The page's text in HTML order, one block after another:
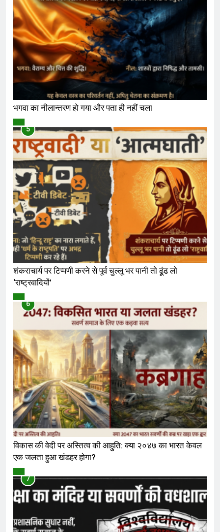
भगवा का नीलान्तरण हो गया और पता ही नहीं चला
5
शंकराचार्य पर टिप्पणी करने से पूर्व चुल्लू भर पानी तो ढूंढ लो
‘राष्ट्रवादियों’
6
विकास की वेदी पर अस्तित्व की आहुति: क्या २०४७ का भारत केवल
एक जलता हुआ खंडहर होगा?
7